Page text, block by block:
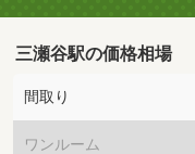
三瀬谷駅の価格相場
間取り
ワンルーム